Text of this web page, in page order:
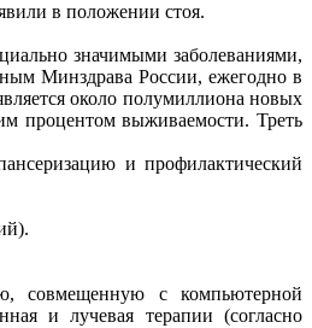
в положении стоя.
значимыми заболеваниями,
Минздрава России, ежегодно в
около полумиллиона новых
процентом выживаемости. Треть
и профилактический
совмещенную с компьютерной
и лучевая терапии (согласно